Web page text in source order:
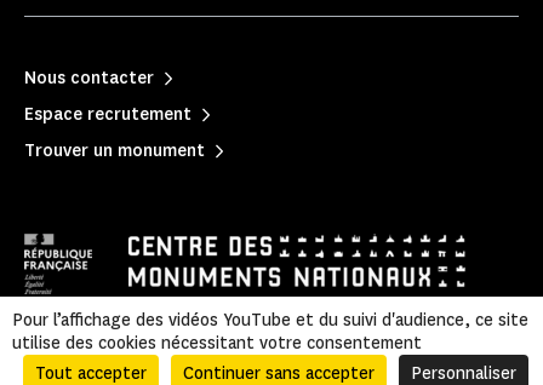
Nous contacter
Espace recrutement
Trouver un monument
Mentions légales Politique de confidentialité
|
Informations légales et administratives
| Accessibilité | Plan du site
Pour l’affichage des vidéos YouTube et du suivi d'audience, ce site
utilise des cookies nécessitant votre consentement
Tout accepter
Continuer sans accepter Personnaliser